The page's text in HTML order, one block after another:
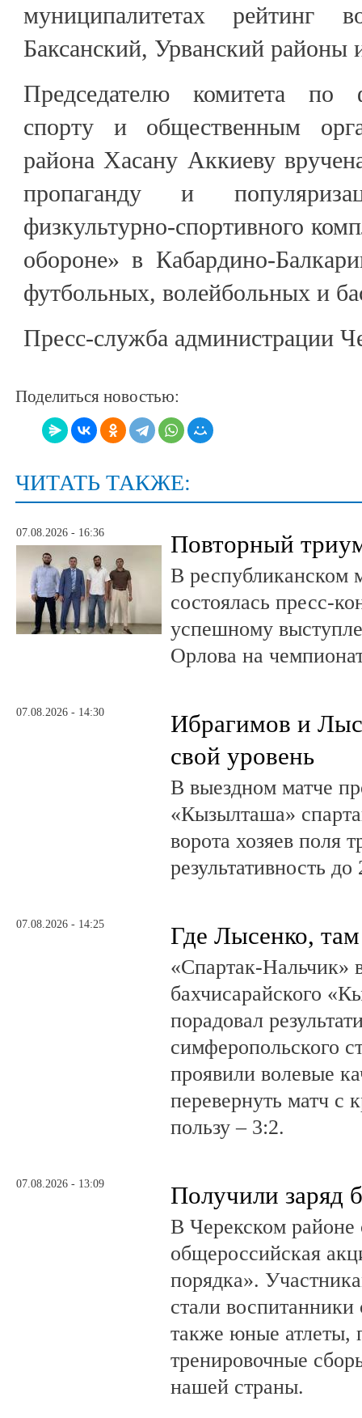
муниципалитетах рейтинг
Баксанский, Урванский
Председателю комитета по
спорту и общественным
района Хасану Аккиеву
пропаганду и
физкультурно-спортивного
обороне» в Кабардино-
футбольных, волейбольных и
Пресс-служба администрации
Поделиться новостью:
ЧИТАТЬ ТАКЖЕ:
07.08.2026 - 16:36 Повторный
В республиканском
состоялась пресс-
успешному
Орлова на
07.08.2026 - 14:30
Ибрагимов и
свой уровень
В выездном матче
«Кызылташа»
ворота хозяев поля
результативность
07.08.2026 - 14:25 Где Лысенко,
«Спартак-Нальчик»
бахчисарайского
порадовал
симферопольского
проявили волевые
перевернуть матч с
пользу – 3:2.
07.08.2026 - 13:09 Получили заряд
В Черекском районе
общероссийская
порядка».
стали
также юные атлеты,
тренировочные
нашей страны.